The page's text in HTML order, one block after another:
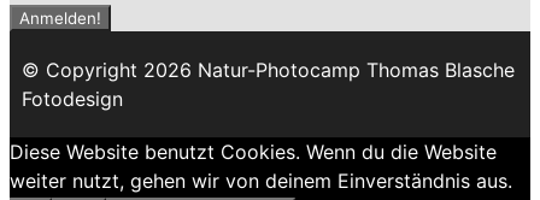
© Copyright 2026 Natur-Photocamp Thomas Blasche
Fotodesign
Diese Website benutzt Cookies. Wenn du die Website
weiter nutzt, gehen wir von deinem Einverständnis aus.